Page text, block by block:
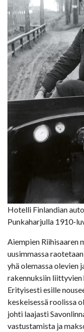
Hotelli Finlandian
Punkaharjulla 1910-
Aiempien Riihisaaren
uusimmassa
yhä olemassa olevien
rakennuksiin
Erityisesti esille
keskeisessä roolissa
johti laajasti
vastustamista ja